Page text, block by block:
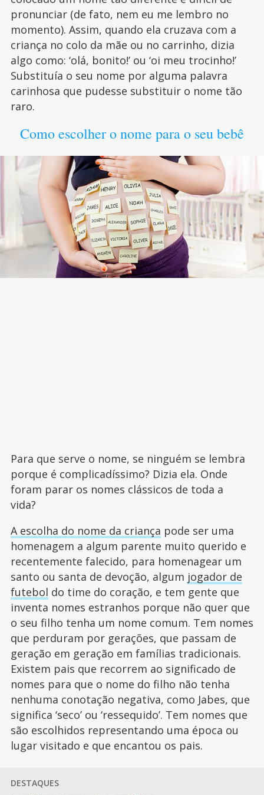
pronunciar (de fato, nem eu me lembro no
momento). Assim, quando ela cruzava com a
criança no colo da mãe ou no carrinho, dizia
algo como: ‘olá, bonito!’ ou ‘oi meu trocinho!’
Substituía o seu nome por alguma palavra
carinhosa que pudesse substituir o nome tão
raro.
Como escolher o nome para o seu bebê
Para que serve o nome, se ninguém se lembra
porque é complicadíssimo? Dizia ela. Onde
foram parar os nomes clássicos de toda a
vida?
A escolha do nome da criança pode ser uma
homenagem a algum parente muito querido e
recentemente falecido, para homenagear um
santo ou santa de devoção, algum jogador de
futebol do time do coração, e tem gente que
inventa nomes estranhos porque não quer que
o seu filho tenha um nome comum. Tem nomes
que perduram por gerações, que passam de
geração em geração em famílias tradicionais.
Existem pais que recorrem ao significado de
nomes para que o nome do filho não tenha
nenhuma conotação negativa, como Jabes, que
significa ‘seco’ ou ‘ressequido’. Tem nomes que
são escolhidos representando uma época ou
lugar visitado e que encantou os pais.
DESTAQUES